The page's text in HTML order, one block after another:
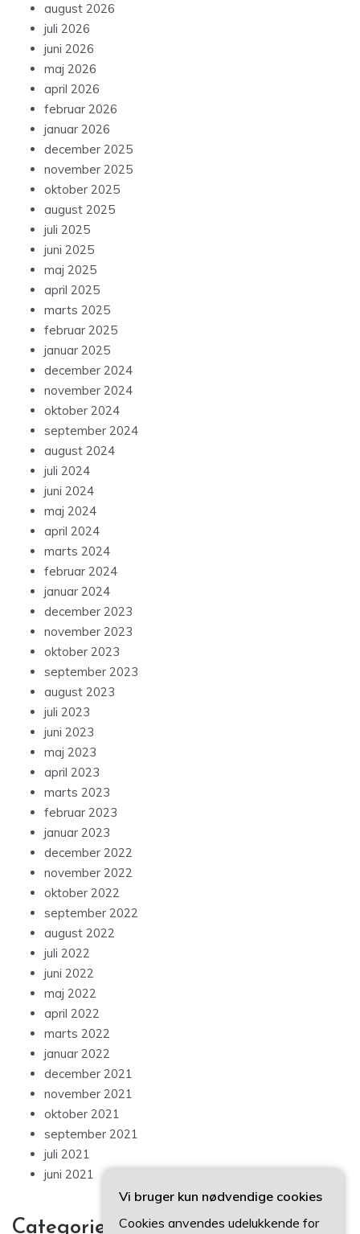
august 2026
juli 2026
juni 2026
maj 2026
april 2026
februar 2026
januar 2026
december 2025
november 2025
oktober 2025
august 2025
juli 2025
juni 2025
maj 2025
april 2025
marts 2025
februar 2025
januar 2025
december 2024
november 2024
oktober 2024
september 2024
august 2024
juli 2024
juni 2024
maj 2024
april 2024
marts 2024
februar 2024
januar 2024
december 2023
november 2023
oktober 2023
september 2023
august 2023
juli 2023
juni 2023
maj 2023
april 2023
marts 2023
februar 2023
januar 2023
december 2022
november 2022
oktober 2022
september 2022
august 2022
juli 2022
juni 2022
maj 2022
april 2022
marts 2022
januar 2022
december 2021
november 2021
oktober 2021
september 2021
juli 2021
juni 2021
Categories
Vi bruger kun nødvendige cookies
Cookies anvendes udelukkende for